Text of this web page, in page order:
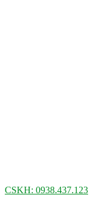
CSKH: 0938.437.123